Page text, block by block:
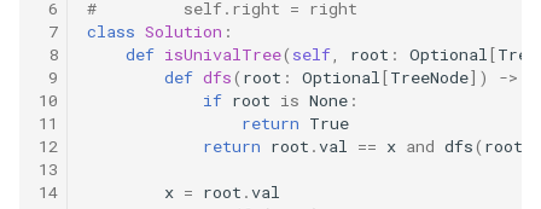
33. 二叉搜索树的后序遍历序
34. 二叉树中和为某一值的路
35. 复杂链表的复制
30. 插入、删除和随机访问都
是 O(1) 的容器
31. 最近最少使用缓存
32. 有效的变位词
5.1. 插入
5.2. 二进制数转字符串
5.3. 翻转数位
6
7
8
9
10
11
12
13
14
#         self.right = right
class Solution :
def isUnivalTree( self, root : Optional[
def dfs( root : Optional[TreeNode]) ->
if root is None :
return True
return root .val == x and dfs( root
x = root .val